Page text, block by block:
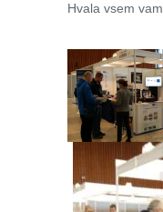
Hvala vsem vam